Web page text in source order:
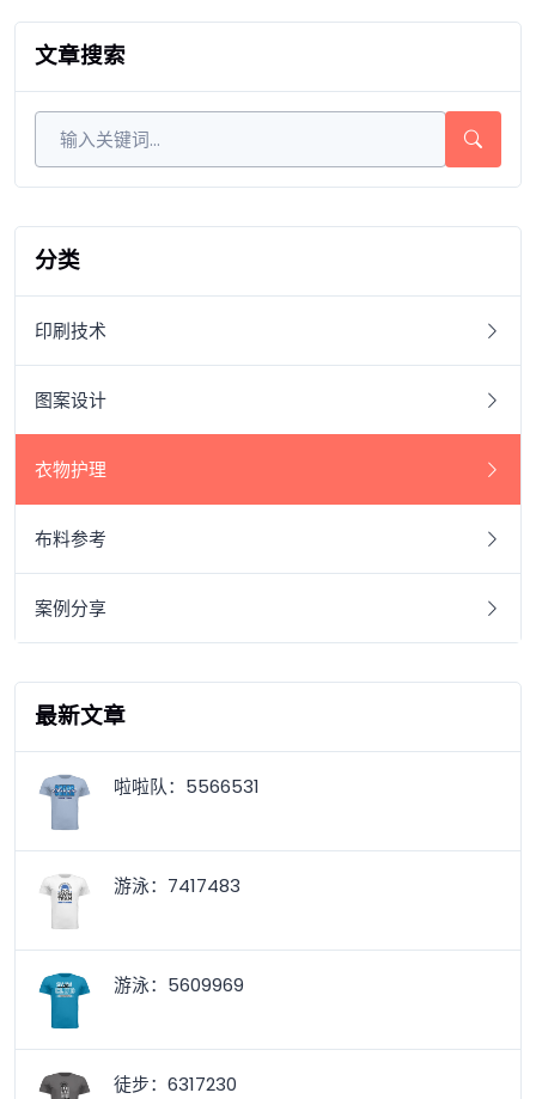
文章搜索
分类
印刷技术
图案设计
衣物护理
布料参考
案例分享
最新文章
啦啦队：5566531
游泳：7417483
游泳：5609969
徒步：6317230